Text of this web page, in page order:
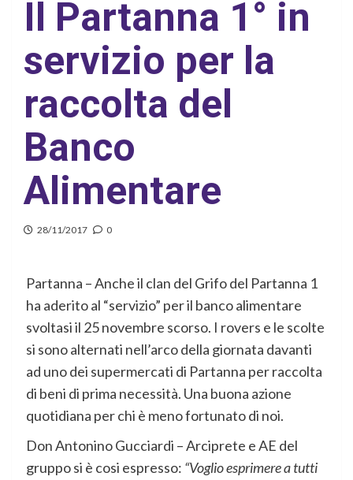
Il Partanna 1° in
servizio per la
raccolta del
Banco
Alimentare
28/11/2017 0
Partanna – Anche il clan del Grifo del Partanna 1
ha aderito al “servizio” per il banco alimentare
svoltasi il 25 novembre scorso. I rovers e le scolte
si sono alternati nell’arco della giornata davanti
ad uno dei supermercati di Partanna per raccolta
di beni di prima necessità. Una buona azione
quotidiana per chi è meno fortunato di noi.
Don Antonino Gucciardi – Arciprete e AE del
gruppo si è cosi espresso: “Voglio esprimere a tutti